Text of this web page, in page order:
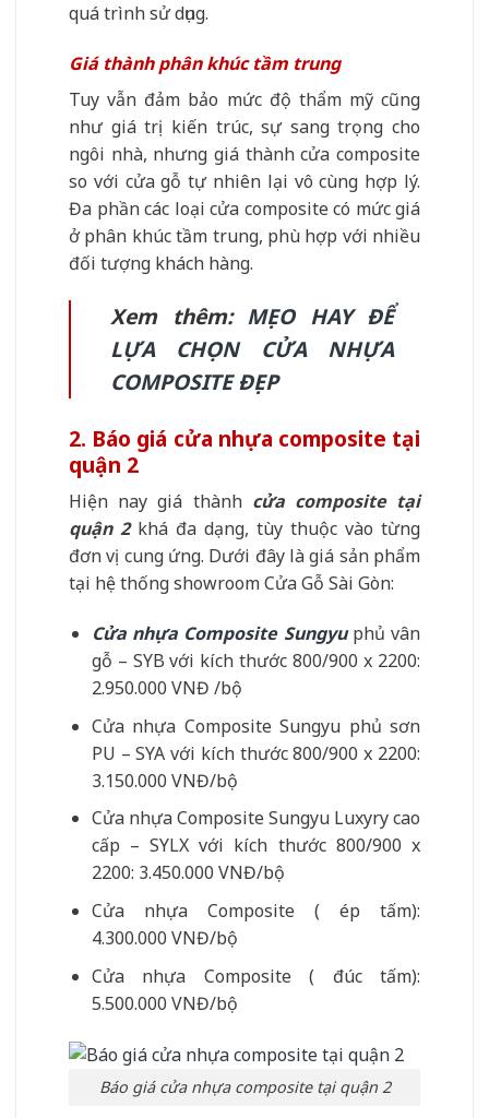
quá trình sử dụng.
Giá thành phân khúc tầm trung
Tuy vẫn đảm bảo mức độ thẩm mỹ cũng
như giá trị kiến trúc, sự sang trọng cho
ngôi nhà, nhưng giá thành cửa composite
so với cửa gỗ tự nhiên lại vô cùng hợp lý.
Đa phần các loại cửa composite có mức giá
ở phân khúc tầm trung, phù hợp với nhiều
đối tượng khách hàng.
Xem thêm: MẸO HAY ĐỂ
LỰA CHỌN CỬA NHỰA
COMPOSITE ĐẸP
2. Báo giá cửa nhựa composite tại
quận 2
Hiện nay giá thành cửa composite tại
quận 2khá đa dạng, tùy thuộc vào từng
đơn vị cung ứng. Dưới đây là giá sản phẩm
tại hệ thống showroom Cửa Gỗ Sài Gòn:
Cửa nhựa Composite Sungyuphủ vân
gỗ – SYB với kích thước 800/900 x 2200:
2.950.000 VNĐ /bộ
Cửa nhựa Composite Sungyu phủ sơn
PU – SYA với kích thước 800/900 x 2200:
3.150.000 VNĐ/bộ
Cửa nhựa Composite Sungyu Luxyry cao
cấp – SYLX với kích thước 800/900 x
2200: 3.450.000 VNĐ/bộ
Cửa nhựa Composite ( ép tấm):
4.300.000 VNĐ/bộ
Cửa nhựa Composite ( đúc tấm):
5.500.000 VNĐ/bộ
Báo giá cửa nhựa composite tại quận 2